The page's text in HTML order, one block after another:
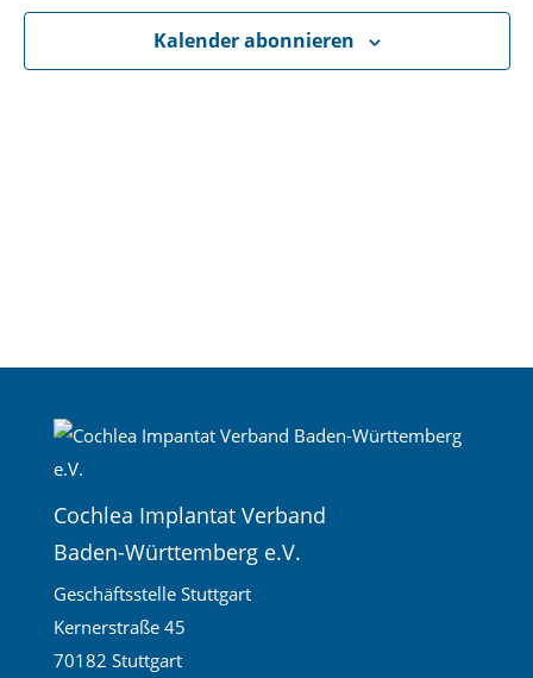
Kalender abonnieren
Cochlea Implantat Verband
Baden-Württemberg e.V.
Geschäftsstelle Stuttgart
Kernerstraße 45
70182 Stuttgart